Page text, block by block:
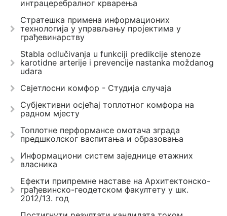
интрацеребралног крварења
Стратешка примена информационих
технологија у управљању пројектима у
грађевинарству
Stabla odlučivanja u funkciji predikcije stenoze
karotidne arterije i prevencije nastanka moždanog
udara
Свјетлосни комфор - Студија случаја
Субјективни осјећај топлотног комфора на
радном мјесту
Топлотне перформансе омотача зграда
предшколског васпитања и образовања
Информациони систем заједнице етажних
власника
Ефекти припремне наставе на Архитектонско-
грађевинско-геодетском факултету у шк.
2012/13. год